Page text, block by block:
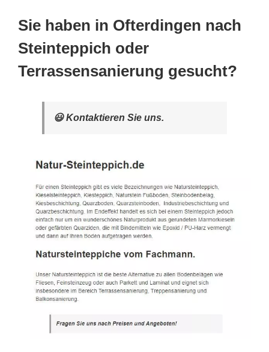
Sie haben in Ofterdingen nach
Steinteppich oder
Terrassensanierung gesucht?
😃 Kontaktieren Sie uns.